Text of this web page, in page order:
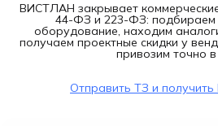
ВИСТЛАН закрывает
44-ФЗ и 223-ФЗ: подбираем
оборудование, находим
получаем проектные скидки у
привозим точно в
Отправить ТЗ и